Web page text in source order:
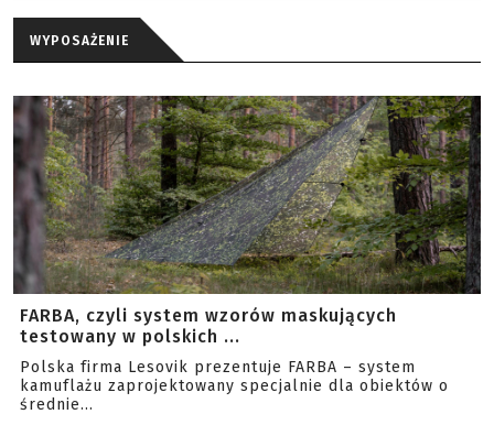
WYPOSAŻENIE
FARBA, czyli system wzorów maskujących
testowany w polskich ...
Polska firma Lesovik prezentuje FARBA – system
kamuflażu zaprojektowany specjalnie dla obiektów o
średnie...